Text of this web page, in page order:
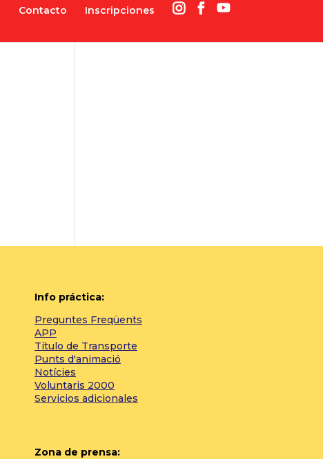
Contacto Inscripciones
Info práctica:
Preguntes Freqüents
APP
Título de Transporte
Punts d'animació
Notícies
Voluntaris 2000
Servicios adicionales
Zona de prensa: